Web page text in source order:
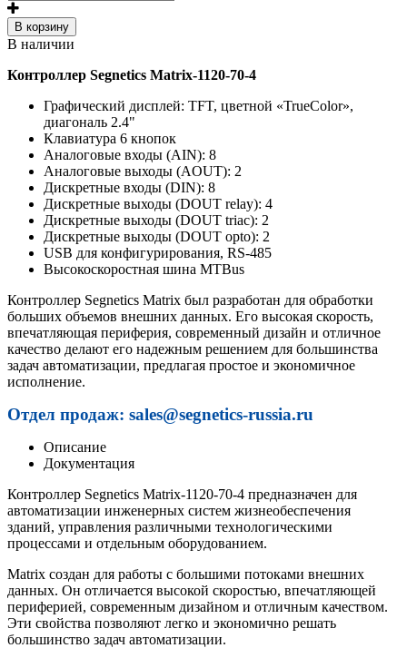
В корзину
В наличии
Контроллер Segnetics Matrix-1120-70-4
Графический дисплей: TFT, цветной «TrueColor»,
диагональ 2.4"
Клавиатура 6 кнопок
Аналоговые входы (AIN): 8
Аналоговые выходы (AOUT): 2
Дискретные входы (DIN): 8
Дискретные выходы (DOUT relay): 4
Дискретные выходы (DOUT triac): 2
Дискретные выходы (DOUT opto): 2
USB для конфигурирования, RS-485
Высокоскоростная шина MTBus
Контроллер Segnetics Matrix был разработан для обработки
больших объемов внешних данных. Его высокая скорость,
впечатляющая периферия, современный дизайн и отличное
качество делают его надежным решением для большинства
задач автоматизации, предлагая простое и экономичное
исполнение.
Отдел продаж: sales@segnetics-russia.ru
Описание
Документация
Контроллер Segnetics Matrix-1120-70-4 предназначен для
автоматизации инженерных систем жизнеобеспечения
зданий, управления различными технологическими
процессами и отдельным оборудованием.
Matrix создан для работы с большими потоками внешних
данных. Он отличается высокой скоростью, впечатляющей
периферией, современным дизайном и отличным качеством.
Эти свойства позволяют легко и экономично решать
большинство задач автоматизации.